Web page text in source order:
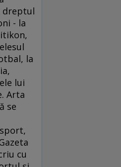
dreptul
- la
la
lui
Arta
se
cu